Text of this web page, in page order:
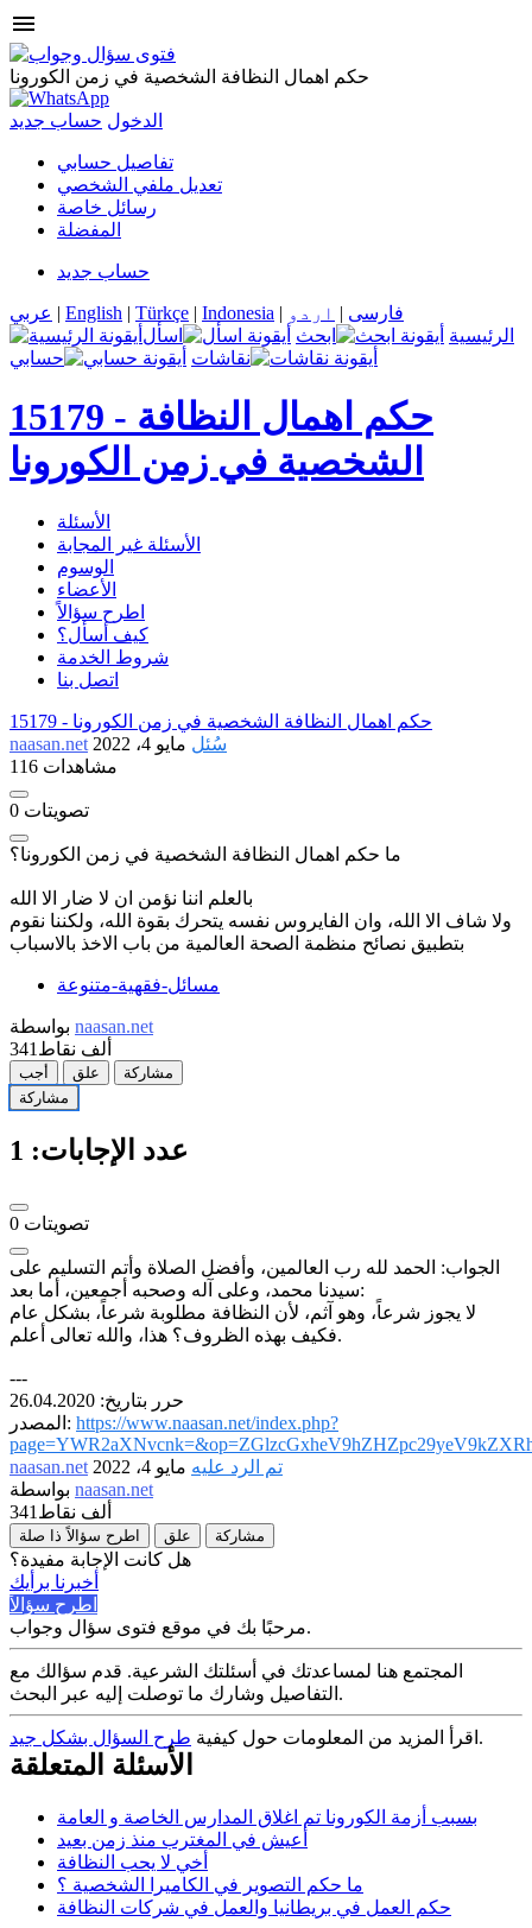
menu
حكم اهمال النظافة الشخصية في زمن الكورونا
الدخول حساب جديد
تفاصيل حسابي
تعديل ملفي الشخصي
رسائل خاصة
المفضلة
حساب جديد
عربي | English | Türkçe | Indonesia | فارسی | اردو
الرئيسية
ابحث
اسأل
نقاشات
حسابي
15179 - حكم اهمال النظافة
الشخصية في زمن الكورونا
الأسئلة
الأسئلة غير المجابة
الوسوم
الأعضاء
اطرح سؤالاً
كيف أسأل؟
شروط الخدمة
اتصل بنا
15179 - حكم اهمال النظافة الشخصية في زمن الكورونا
naasan.net
سُئل مايو 4، 2022
116 مشاهدات
0 تصويتات
ما حكم اهمال النظافة الشخصية في زمن الكورونا؟
بالعلم اننا نؤمن ان لا ضار الا الله
ولا شاف الا الله، وان الفايروس نفسه يتحرك بقوة الله، ولكننا نقوم
بتطبيق نصائح منظمة الصحة العالمية من باب الاخذ بالاسباب
مسائل-فقهية-متنوعة
naasan.net
341ألف نقاط
أجب علق
مشاركة
مشاركة
عدد الإجابات: 1
0 تصويتات
الجواب: الحمد لله رب العالمين، وأفضل الصلاة وأتم التسليم على
سيدنا محمد، وعلى آله وصحبه أجمعين، أما بعد:
لا يجوز شرعاً، وهو آثم، لأن النظافة مطلوبة شرعاً، بشكل عام
فكيف بهذه الظروف؟ هذا، والله تعالى أعلم.
---
حرر بتاريخ: 26.04.2020
المصدر: https://www.naasan.net/index.php?
naasan.net
تم الرد عليه مايو 4، 2022
naasan.net
341ألف نقاط
اطرح سؤالاً ذا صلة علق مشاركة
هل كانت الإجابة مفيدة؟
أخبرنا برأيك
اطرح سؤالاً
مرحبًا بك في موقع فتوى سؤال وجواب.
المجتمع هنا لمساعدتك في أسئلتك الشرعية. قدم سؤالك مع
التفاصيل وشارك ما توصلت إليه عبر البحث.
اقرأ المزيد من المعلومات حول كيفية طرح السؤال بشكل جيد .
الأسئلة المتعلقة
بسبب أزمة الكورونا تم اغلاق المدارس الخاصة و العامة
أعيش في المغترب منذ زمن بعيد
أخي لا يحب النظافة
ما حكم التصوير في الكاميرا الشخصية ؟
حكم العمل في بريطانيا والعمل في شركات النظافة